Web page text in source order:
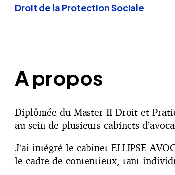
Droit de la Protection Sociale
A propos
Diplômée du Master II Droit et
au sein de plusieurs cabinets
J’ai intégré le cabinet ELLIPSE
le cadre de contentieux, tant